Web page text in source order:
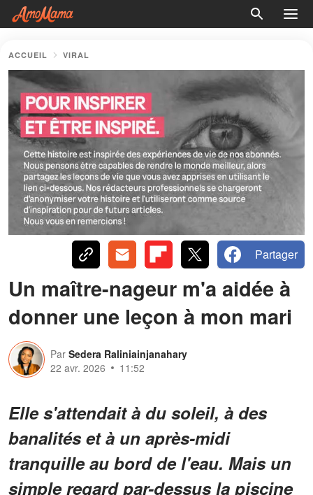
ACCUEIL VIRAL
Partager
Un maître-nageur m'a aidée à
donner une leçon à mon mari
Par Sedera Raliniainjanahary
22 avr. 2026
11:52
Elle s'attendait à du soleil, à des
banalités et à un après-midi
tranquille au bord de l'eau. Mais un
simple regard par-dessus la piscine